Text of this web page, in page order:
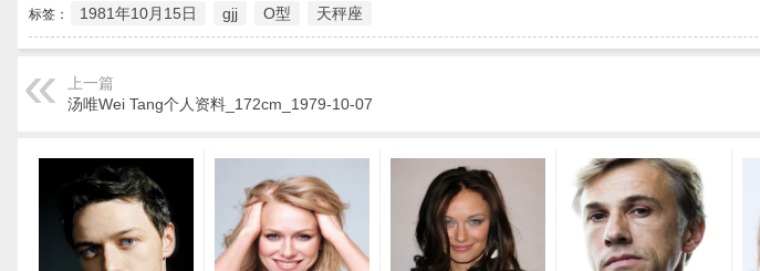
标签： 1981年10月15日 gjj O型 天秤座
上一篇
汤唯Wei Tang个人资料_172cm_1979-10-07